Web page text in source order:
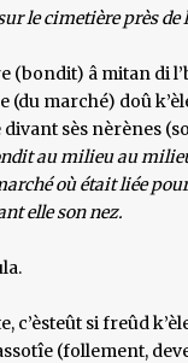
le cimetière près de
(bondit) â mitan di
(du marché) doû
sès nèrènes
au milieu au
où était liée
elle son nez.
c’èsteût si freûd
(follement,